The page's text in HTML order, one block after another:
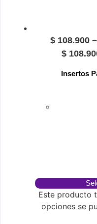
$ 108.900 –
$
Insertos
Este producto
opciones se